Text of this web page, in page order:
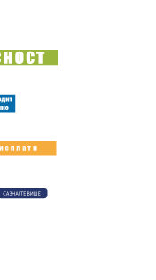
Omri Glazer
feštu: Vatromet,
automobilom u